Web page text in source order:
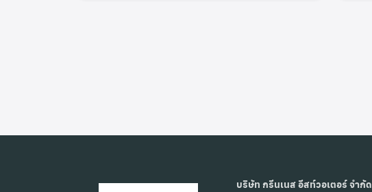
บริษัท กรีนเนส อีสท์วอเตอร์ จำกัด